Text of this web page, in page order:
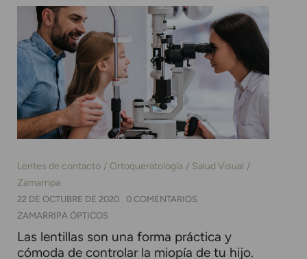
Lentes de contacto Ortoqueratología
Salud Visual
Zamarripa
22 DE OCTUBRE DE 2020
0 COMENTARIOS
ZAMARRIPA ÓPTICOS
Las lentillas son una forma práctica y
cómoda de controlar la miopía de tu hijo.